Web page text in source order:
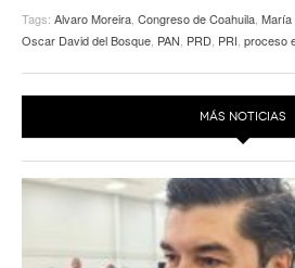
Tags: Alvaro Moreira Congreso de Coahuila María
Oscar David del Bosque PAN PRD PRI proceso
MÁS NOTICIAS